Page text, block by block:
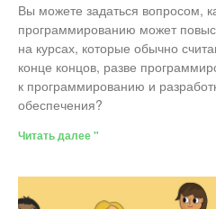
Вы можете задаться вопросом,
программированию может
на курсах, которые обычно
конце концов, разве
к программированию и
обеспечения?
Читать далее "